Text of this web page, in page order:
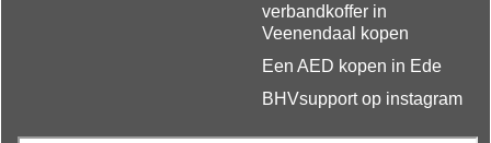
verbandkoffer in
Veenendaal kopen
Een AED kopen in Ede
BHVsupport op instagram